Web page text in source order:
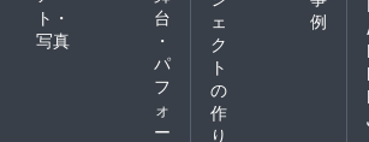
ト・
写真
台
・
パ
フ
ォ
ー
ェ
ク
ト
の
作
り
例